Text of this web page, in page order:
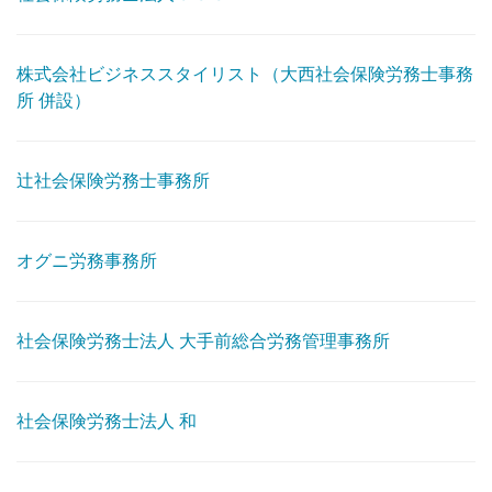
株式会社ビジネススタイリスト（大西社会保険労務士事務
所 併設）
辻社会保険労務士事務所
オグニ労務事務所
社会保険労務士法人 大手前総合労務管理事務所
社会保険労務士法人 和